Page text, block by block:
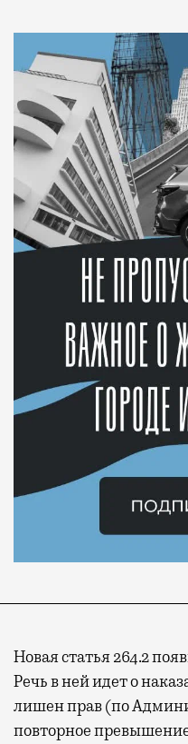
Новая статья 264.2
Речь в ней идет о
лишен прав (по
повторное